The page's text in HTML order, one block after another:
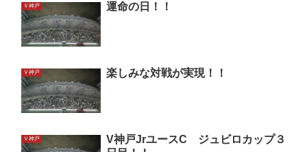
Ｖ神戸 運命の日！！
Ｖ神戸 楽しみな対戦が実現！！
Ｖ神戸
V神戸JrユースC ジュビロカップ３